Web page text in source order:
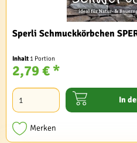
Sperli Schmuckkörbchen
Inhalt 1 Portion
2,79 € *
In
Merken